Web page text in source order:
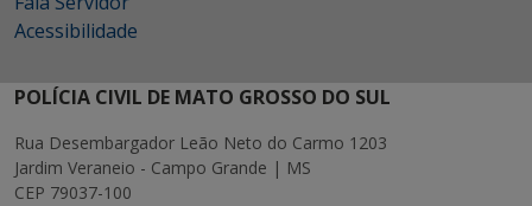
Acessibilidade
POLÍCIA CIVIL DE MATO GROSSO DO SUL
Rua Desembargador Leão Neto do Carmo 1203
Jardim Veraneio - Campo Grande | MS
CEP 79037-100